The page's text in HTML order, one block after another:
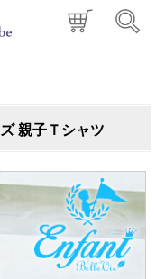
親子Ｔシャツ